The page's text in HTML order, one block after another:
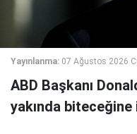
Yayınlanma: 07 Ağustos 2026
ABD Başkanı
yakında biteceğine